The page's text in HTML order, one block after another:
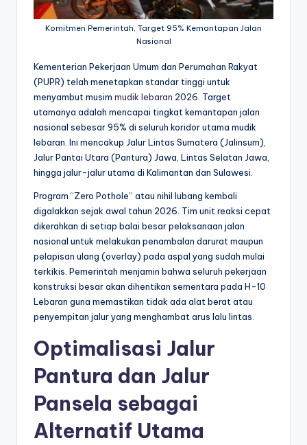
Komitmen Pemerintah, Target 95% Kemantapan Jalan
Nasional
Kementerian Pekerjaan Umum dan Perumahan Rakyat
(PUPR) telah menetapkan standar tinggi untuk
menyambut musim mudik lebaran 2026. Target
utamanya adalah mencapai tingkat kemantapan jalan
nasional sebesar 95% di seluruh koridor utama mudik
lebaran. Ini mencakup Jalur Lintas Sumatera (Jalinsum),
Jalur Pantai Utara (Pantura) Jawa, Lintas Selatan Jawa,
hingga jalur-jalur utama di Kalimantan dan Sulawesi.
Program “Zero Pothole” atau nihil lubang kembali
digalakkan sejak awal tahun 2026. Tim unit reaksi cepat
dikerahkan di setiap balai besar pelaksanaan jalan
nasional untuk melakukan penambalan darurat maupun
pelapisan ulang (overlay) pada aspal yang sudah mulai
terkikis. Pemerintah menjamin bahwa seluruh pekerjaan
konstruksi besar akan dihentikan sementara pada H-10
Lebaran guna memastikan tidak ada alat berat atau
penyempitan jalur yang menghambat arus lalu lintas.
Optimalisasi Jalur
Pantura dan Jalur
Pansela sebagai
Alternatif Utama